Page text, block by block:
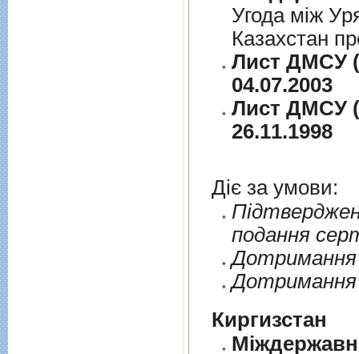
Угода між
Казахстан
Лист ДМСУ
04.07.2003
Лист ДМСУ
26.11.1998
Діє за умови:
подання
Дотримання
Дотримання
Киргизстан